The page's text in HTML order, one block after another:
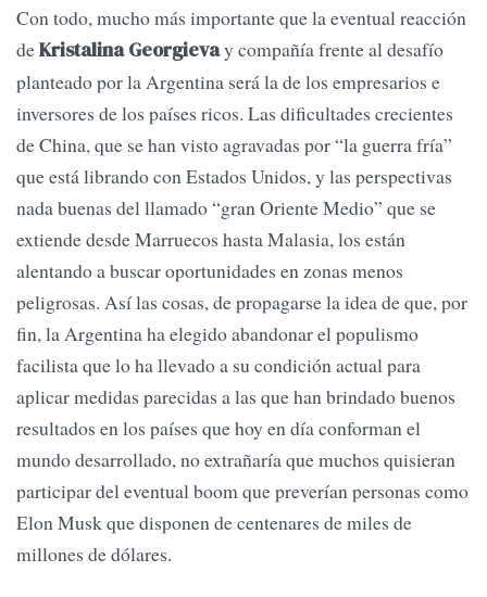
Con todo, mucho más importante que la eventual reacción
deKristalina Georgievay compañía frente al desafío
planteado por la Argentina será la de los empresarios e
inversores de los países ricos. Las dificultades crecientes
de China, que se han visto agravadas por “la guerra fría”
que está librando con Estados Unidos, y las perspectivas
nada buenas del llamado “gran Oriente Medio” que se
extiende desde Marruecos hasta Malasia, los están
alentando a buscar oportunidades en zonas menos
peligrosas. Así las cosas, de propagarse la idea de que, por
fin, la Argentina ha elegido abandonar el populismo
facilista que lo ha llevado a su condición actual para
aplicar medidas parecidas a las que han brindado buenos
resultados en los países que hoy en día conforman el
mundo desarrollado, no extrañaría que muchos quisieran
participar del eventual boom que preverían personas como
Elon Musk que disponen de centenares de miles de
millones de dólares.